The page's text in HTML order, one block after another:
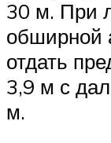
30 м. При
обширной
отдать
3,9 м с
м.